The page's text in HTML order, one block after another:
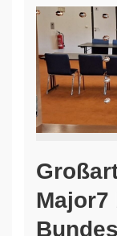
Major7